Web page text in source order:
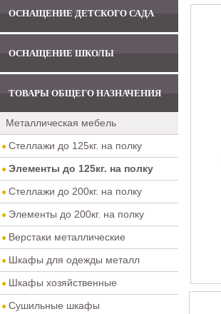
ОСНАЩЕНИЕ ДЕТСКОГО САДА
ОСНАЩЕНИЕ ШКОЛЫ
ТОВАРЫ ОБЩЕГО НАЗНАЧЕНИЯ
Металлическая мебель
Стеллажи до 125кг. на полку
Элементы до 125кг. на полку
Стеллажи до 200кг. на полку
Элементы до 200кг. на полку
Верстаки металлические
Шкафы для одежды металл
Шкафы хозяйственные
Сушильные шкафы